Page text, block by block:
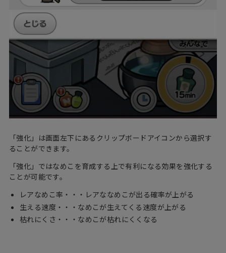
「強化」は画面左下にあるクリップボードアイコンから選択す
ることができます。
「強化」ではなめこを育成する上で有利になる効果を強化する
ことが可能です。
レアなめこ率・・・レアななめこが出る確率が上がる
生える速度・・・なめこが生えてくる速度が上がる
枯れにくさ・・・なめこが枯れにくくなる